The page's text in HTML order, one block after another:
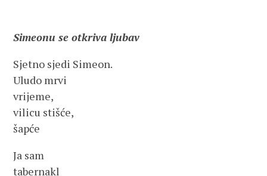
Simeonu se otkriva ljubav
Sjetno sjedi Simeon.
Uludo mrvi
vrijeme,
vilicu stišće,
šapće
Ja sam
tabernakl